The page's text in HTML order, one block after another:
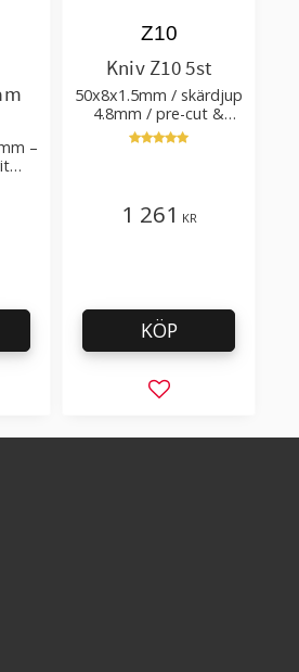
–
i favoriter
Kniv Z10 5st
50x8x1.5mm / skärdjup
4.8mm / pre-cut &
post-cut 0.84xTm /
skärvinkel 50°
Z10
1 261 KR
Lägg till i
KÖP